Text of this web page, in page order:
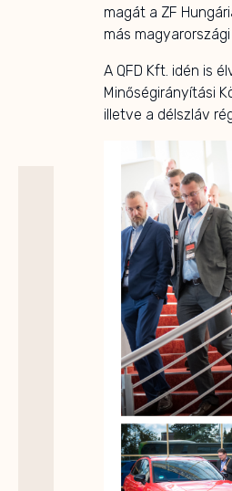
magát a ZF
más
A QFD Kft. idén is
Minőségirányítási
illetve a délszláv